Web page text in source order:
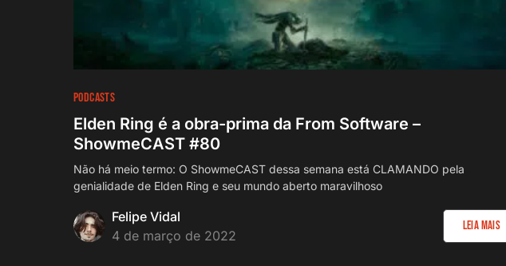
PODCASTS
Elden Ring é a obra-prima da From Software –
ShowmeCAST #80
Não há meio termo: O ShowmeCAST dessa semana está CLAMANDO pela
genialidade de Elden Ring e seu mundo aberto maravilhoso
Felipe Vidal
4 de março de 2022
Leia Mais